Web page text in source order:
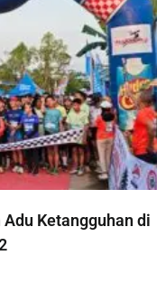
Ketangguhan di